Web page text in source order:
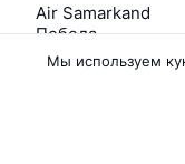
Air Samarkand
Победа
Россия
Мы используем